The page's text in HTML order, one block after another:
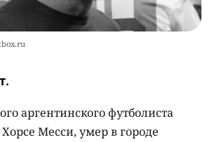
аргентинского футболиста
Месси, умер в городе